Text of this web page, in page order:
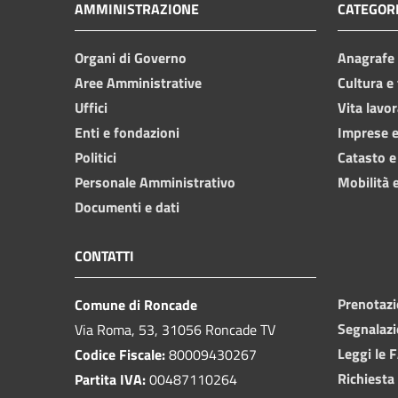
AMMINISTRAZIONE
Organi di Governo
Aree Amministrative
Uffici
Enti e fondazioni
Politici
Personale Amministrativo
Documenti e dati
Cultura
Vita
Imprese
Catasto
Mobilità
CONTATTI
Comune di Roncade
Via Roma, 53, 31056 Roncade TV
Codice Fiscale:80009430267
Partita IVA:00487110264
Leggi le